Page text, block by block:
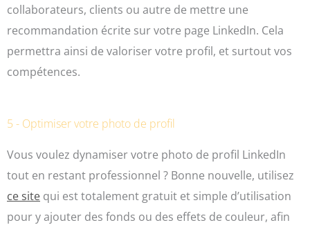
collaborateurs, clients ou autre de mettre une
recommandation écrite sur votre page LinkedIn. Cela
permettra ainsi de valoriser votre profil, et surtout vos
compétences.
5 - Optimiser votre photo de profil
Vous voulez dynamiser votre photo de profil LinkedIn
tout en restant professionnel ? Bonne nouvelle, utilisez
ce site qui est totalement gratuit et simple d’utilisation
pour y ajouter des fonds ou des effets de couleur, afin